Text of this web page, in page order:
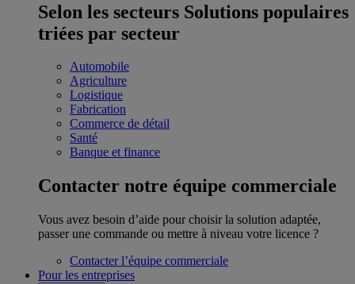
Selon les secteurs Solutions populaires
triées par secteur
Automobile
Agriculture
Logistique
Fabrication
Commerce de détail
Santé
Banque et finance
Contacter notre équipe commerciale
Vous avez besoin d’aide pour choisir la solution adaptée,
passer une commande ou mettre à niveau votre licence ?
Contacter l’équipe commerciale
Pour les entreprises